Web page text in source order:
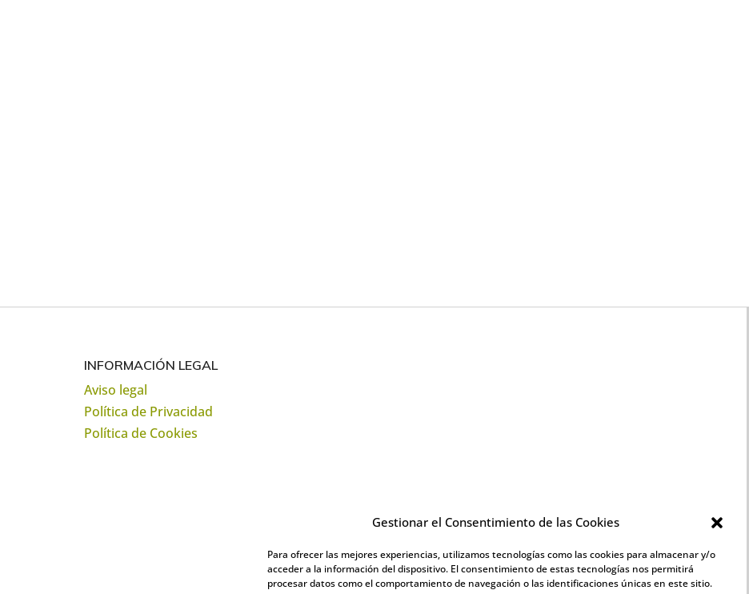
Gestionar el Consentimiento de las Cookies
Para ofrecer las mejores experiencias, utilizamos tecnologías como las cookies para almacenar y/o
acceder a la información del dispositivo. El consentimiento de estas tecnologías nos permitirá
procesar datos como el comportamiento de navegación o las identificaciones únicas en este sitio.
INFORMACIÓN LEGAL
Aviso legal
Política de Privacidad
Política de Cookies